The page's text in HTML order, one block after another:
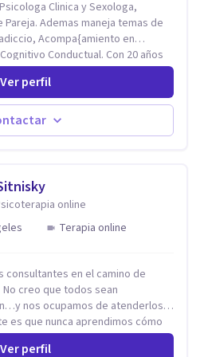
Ademas maneja temas de
en
Conductual. Con 20 años
capacitandose en las
Mental.
Ver perfil
online
Terapia online
consultantes en el camino de
nos ocupamos de atenderlos y
es que nunca aprendimos cómo
una situación en la vida. No
Nadie nos enseñó o
Ver perfil